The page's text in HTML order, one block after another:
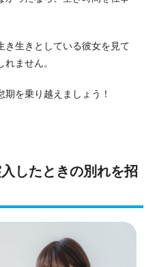
き生きとしている彼女を見て
ません。
を乗り越えましょう！
したときの別れを招